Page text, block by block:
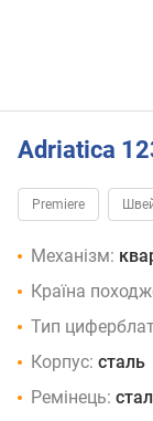
Adriatica
Premiere
Механізм:
Країна
Тип
Корпус: сталь
Ремінець: